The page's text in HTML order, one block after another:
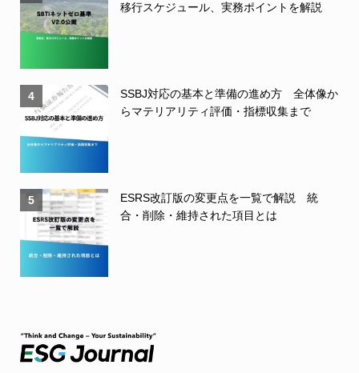
移行スケジュール、実務ポイントを解説
4
SSBJ対応の基本と準備の進め方 全体像か
らマテリアリティ評価・指標収集まで
5
ESRS改訂版の変更点を一覧で解説 統
合・削除・維持された項目とは